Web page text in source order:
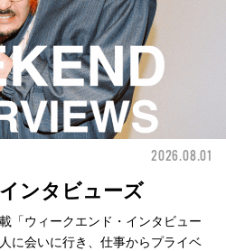
2026.08.01
ンタビューズ
「ウィークエンド・インタビュー
に会いに行き、仕事からプライベ